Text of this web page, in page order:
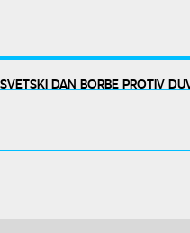
SVETSKI DAN BORBE PROTIV